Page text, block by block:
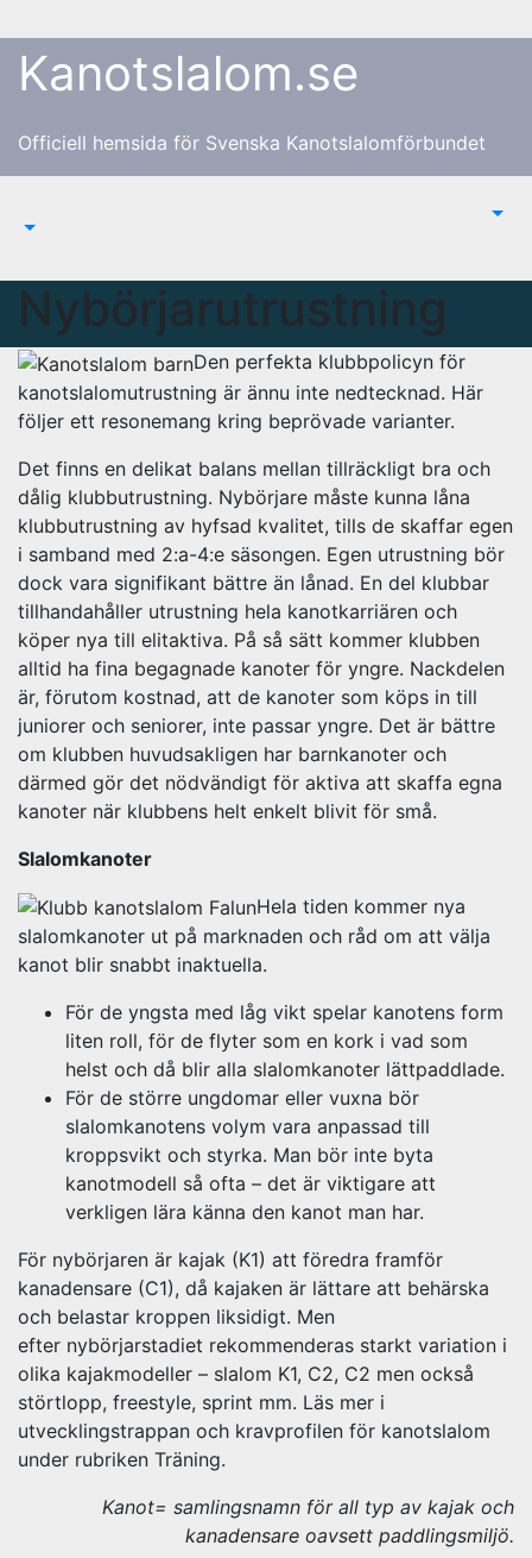
till
innehåll
Kanotslalom.se
Officiell hemsida för Svenska Kanotslalomförbundet
Nybörjarutrustning
Den perfekta klubbpolicyn för
kanotslalomutrustning är ännu inte nedtecknad. Här
följer ett resonemang kring beprövade varianter.
Det finns en delikat balans mellan tillräckligt bra och
dålig klubbutrustning. Nybörjare måste kunna låna
klubbutrustning av hyfsad kvalitet, tills de skaffar egen
i samband med 2:a-4:e säsongen. Egen utrustning bör
dock vara signifikant bättre än lånad. En del klubbar
tillhandahåller utrustning hela kanotkarriären och
köper nya till elitaktiva. På så sätt kommer klubben
alltid ha fina begagnade kanoter för yngre. Nackdelen
är, förutom kostnad, att de kanoter som köps in till
juniorer och seniorer, inte passar yngre. Det är bättre
om klubben huvudsakligen har barnkanoter och
därmed gör det nödvändigt för aktiva att skaffa egna
kanoter när klubbens helt enkelt blivit för små.
Slalomkanoter
Hela tiden kommer nya
slalomkanoter ut på marknaden och råd om att välja
kanot blir snabbt inaktuella.
För de yngsta med låg vikt spelar kanotens form
liten roll, för de flyter som en kork i vad som
helst och då blir alla slalomkanoter lättpaddlade.
För de större ungdomar eller vuxna bör
slalomkanotens volym vara anpassad till
kroppsvikt och styrka. Man bör inte byta
kanotmodell så ofta – det är viktigare att
verkligen lära känna den kanot man har.
För nybörjaren är kajak (K1) att föredra framför
kanadensare (C1), då kajaken är lättare att behärska
och belastar kroppen liksidigt. Men
efter nybörjarstadiet rekommenderas starkt variation i
olika kajakmodeller – slalom K1, C2, C2 men också
störtlopp, freestyle, sprint mm. Läs mer i
utvecklingstrappan och kravprofilen för kanotslalom
under rubriken Träning.
Kanot= samlingsnamn för all typ av kajak och
kanadensare oavsett paddlingsmiljö.